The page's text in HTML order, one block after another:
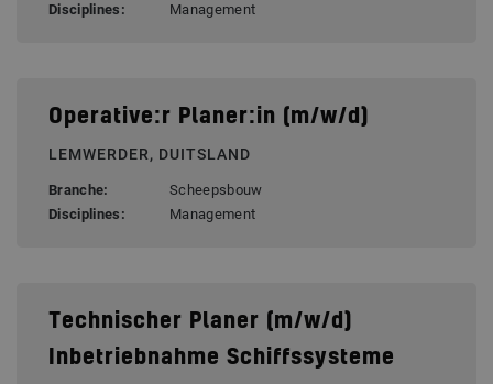
Disciplines:
Management
Operative:r Planer:in (m/w/d)
LEMWERDER, DUITSLAND
Branche:
Scheepsbouw
Disciplines:
Management
Technischer Planer (m/w/d)
Inbetriebnahme Schiffssysteme